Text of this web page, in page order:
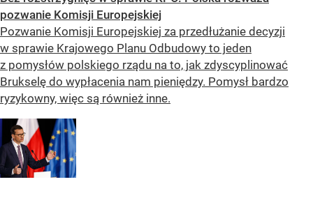
pozwanie Komisji Europejskiej
Pozwanie Komisji Europejskiej za przedłużanie decyzji
w sprawie Krajowego Planu Odbudowy to jeden
z pomysłów polskiego rządu na to, jak zdyscyplinować
Brukselę do wypłacenia nam pieniędzy. Pomysł bardzo
ryzykowny, więc są również inne.